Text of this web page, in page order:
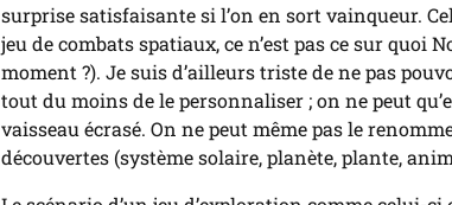
surprise satisfaisante si l’on en sort vainqueur.
jeu de combats spatiaux, ce n’est pas ce sur quoi
moment ?). Je suis d’ailleurs triste de ne pas
tout du moins de le personnaliser ; on ne peut
vaisseau écrasé. On ne peut même pas le
découvertes (système solaire, planète, plante,